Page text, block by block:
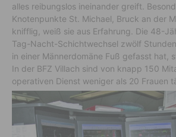
alles reibungslos ineinander greift.
Knotenpunkte St. Michael, Bruck an der
knifflig, weiß sie aus Erfahrung. Die 48-
Tag-Nacht-Schichtwechsel zwölf
in einer Männerdomäne Fuß gefasst hat,
In der BFZ Villach sind von knapp 150
operativen Dienst weniger als 20 Frauen